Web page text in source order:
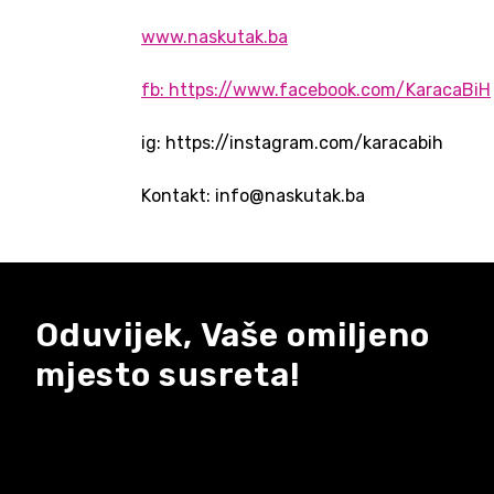
www.naskutak.ba
fb: https://www.facebook.com/KaracaBiH
ig: https://instagram.com/karacabih
Kontakt: info@naskutak.ba
Oduvijek, Vaše omiljeno
mjesto susreta!